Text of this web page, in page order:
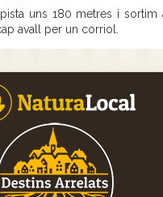
uns 180 metres i sortim
avall per un corriol.